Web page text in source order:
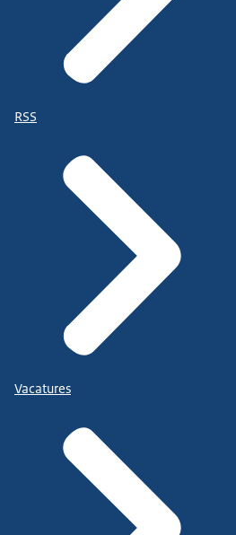
RSS
Vacatures